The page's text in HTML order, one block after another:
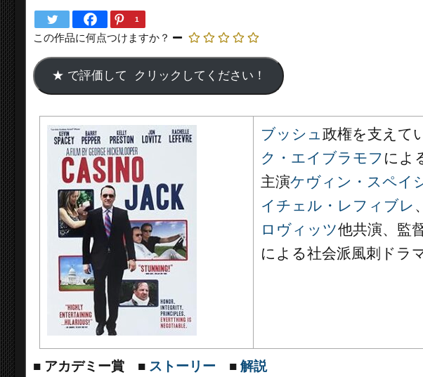
1
この作品に何点つけますか？
ブッシュ政権を支えて
ク・エイブラモフ によ
主演ケヴィン・スペイ
イチェル・レフィブレ 、
ロヴィッツ他共演、監
による社会派風刺ドラマ
■ アカデミー賞 ■ ストーリー ■ 解説